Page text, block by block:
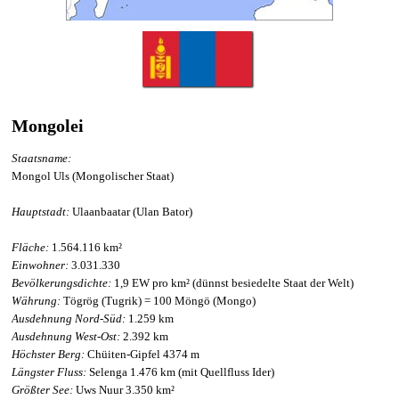
Mongolei
Staatsname:
Mongol Uls (Mongolischer Staat)
Hauptstadt: Ulaanbaatar (Ulan Bator)
Fläche: 1.564.116 km²
Einwohner: 3.031.330
Bevölkerungsdichte: 1,9 EW pro km² (dünnst besiedelte Staat der Welt)
Währung: Tögrög (Tugrik) = 100 Möngö (Mongo)
Ausdehnung Nord-Süd: 1.259 km
Ausdehnung West-Ost: 2.392 km
Höchster Berg: Chüiten-Gipfel 4374 m
Längster Fluss: Selenga 1.476 km (mit Quellfluss Ider)
Größter See: Uws Nuur 3.350 km²